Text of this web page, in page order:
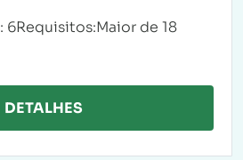
6Requisitos:Maior de 18
DETALHES